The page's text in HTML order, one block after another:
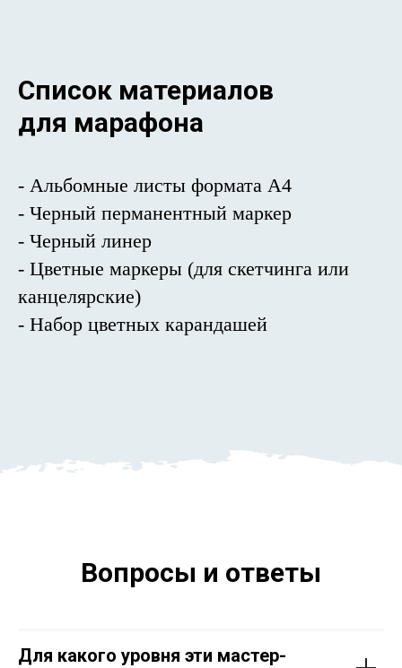
Список материалов
для марафона
- Альбомные листы формата А4
- Черный перманентный маркер
- Черный линер
- Цветные маркеры (для скетчинга или
канцелярские)
- Набор цветных карандашей
Вопросы и ответы
Для какого уровня эти мастер-